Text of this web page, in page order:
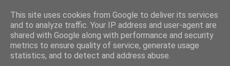
BLOGÁSZAT, napi
blogjava
This site uses cookies from Google to deliver its services
and to analyze traffic. Your IP address and user-agent are
shared with Google along with performance and security
metrics to ensure quality of service, generate usage
statistics, and to detect and address abuse.